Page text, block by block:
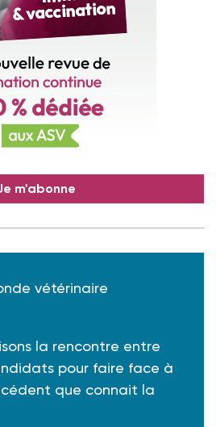
m'abonne
vétérinaire
la rencontre entre
pour faire face à
que connait la